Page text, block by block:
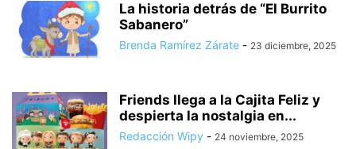
La historia detrás de “El Burrito
Sabanero”
Brenda Ramírez Zárate - 23 diciembre, 2025
Friends llega a la Cajita Feliz y
despierta la nostalgia en...
Redacción Wipy - 24 noviembre, 2025